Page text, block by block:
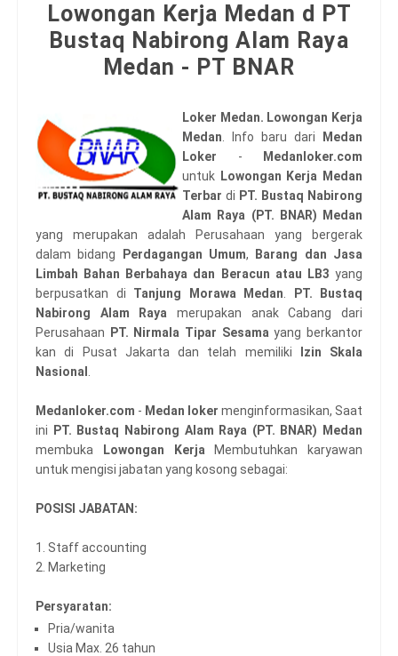
Lowongan Kerja Medan d PT
Bustaq Nabirong Alam Raya
Medan - PT BNAR
Loker Medan. Lowongan Kerja
Medan . Info baru dari
Medan
Loker -
Medanloker.com
untuk Lowongan Kerja Medan
Terbar di PT. Bustaq Nabirong
Alam Raya (PT. BNAR) Medan
yang merupakan adalah Perusahaan yang bergerak
dalam bidang
Perdagangan Umum,
Barang dan Jasa
Limbah Bahan Berbahaya dan Beracun atau LB3 yang
berpusatkan di Tanjung Morawa Medan
PT. Bustaq
Nabirong Alam Raya merupakan anak Cabang dari
Perusahaan
PT. Nirmala Tipar Sesama yang berkantor
kan di Pusat Jakarta dan telah memiliki
Izin Skala
Nasional
Medanloker.com - Medan loker menginformasikan, Saat
ini
PT. Bustaq Nabirong Alam Raya (PT. BNAR) Medan
membuka
Lowongan Kerja Membutuhkan karyawan
untuk mengisi jabatan yang kosong sebagai:
POSISI JABATAN:
1. Staff accounting
2. Marketing
Persyaratan:
Pria/wanita
Usia Max. 26 tahun